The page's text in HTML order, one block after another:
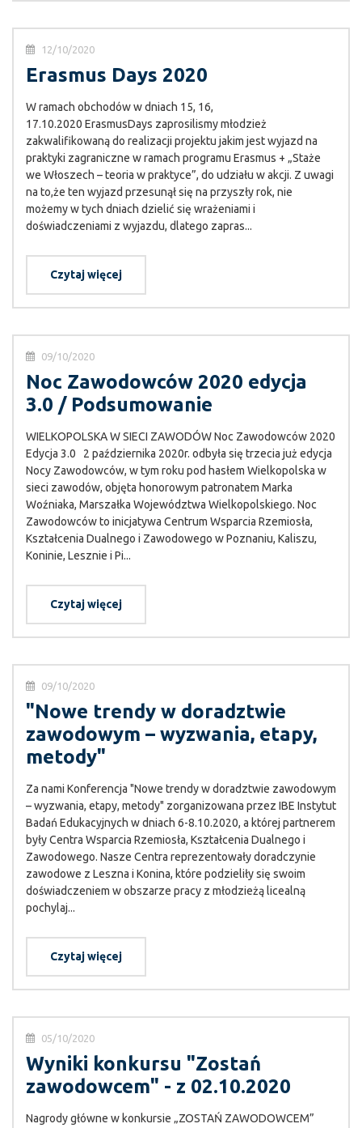
12/10/2020
Erasmus Days 2020
W ramach obchodów w dniach 15, 16,
17.10.2020 ErasmusDays zaprosilismy młodzież
zakwalifikowaną do realizacji projektu jakim jest wyjazd na
praktyki zagraniczne w ramach programu Erasmus + „Staże
we Włoszech – teoria w praktyce”, do udziału w akcji. Z uwagi
na to,że ten wyjazd przesunął się na przyszły rok, nie
możemy w tych dniach dzielić się wrażeniami i
doświadczeniami z wyjazdu, dlatego zapras...
Czytaj więcej
09/10/2020
Noc Zawodowców 2020 edycja
3.0 / Podsumowanie
WIELKOPOLSKA W SIECI ZAWODÓW Noc Zawodowców 2020
Edycja 3.0 2 października 2020r. odbyła się trzecia już edycja
Nocy Zawodowców, w tym roku pod hasłem Wielkopolska w
sieci zawodów, objęta honorowym patronatem Marka
Woźniaka, Marszałka Województwa Wielkopolskiego. Noc
Zawodowców to inicjatywa Centrum Wsparcia Rzemiosła,
Kształcenia Dualnego i Zawodowego w Poznaniu, Kaliszu,
Koninie, Lesznie i Pi...
Czytaj więcej
09/10/2020
"Nowe trendy w doradztwie
zawodowym – wyzwania, etapy,
metody"
Za nami Konferencja "Nowe trendy w doradztwie zawodowym
– wyzwania, etapy, metody" zorganizowana przez IBE Instytut
Badań Edukacyjnych w dniach 6-8.10.2020, a której partnerem
były Centra Wsparcia Rzemiosła, Kształcenia Dualnego i
Zawodowego. Nasze Centra reprezentowały doradczynie
zawodowe z Leszna i Konina, które podzieliły się swoim
doświadczeniem w obszarze pracy z młodzieżą licealną
pochylaj...
Czytaj więcej
05/10/2020
Wyniki konkursu "Zostań
zawodowcem" - z 02.10.2020
Nagrody główne w konkursie „ZOSTAŃ ZAWODOWCEM”